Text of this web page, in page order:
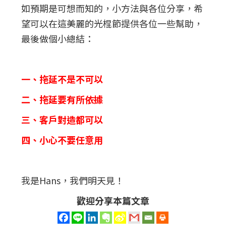
如預期是可想而知的，小方法與各位分享，希
望可以在這美麗的光棍節提供各位一些幫助，
最後做個小總結：
一、拖延不是不可以
二、拖延要有所依據
三、客戶對造都可以
四、小心不要任意用
我是Hans，我們明天見！
歡迎分享本篇文章